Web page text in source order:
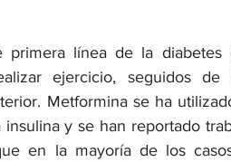
línea de la diabetes
ejercicio, seguidos de
Metformina se ha
y se han reportado
en la mayoría de los